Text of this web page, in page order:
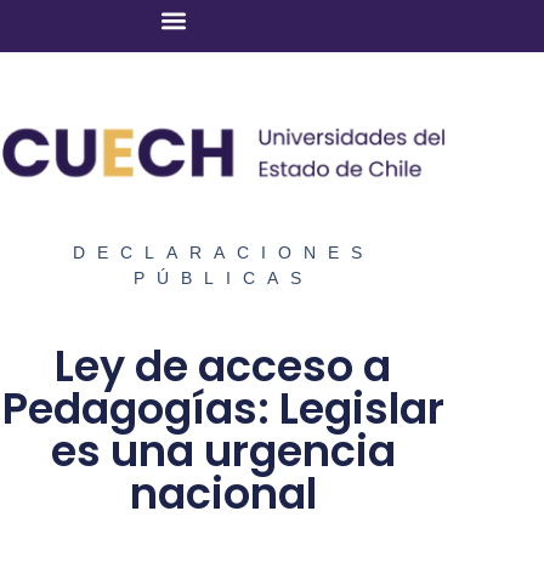
DECLARACIONES
PÚBLICAS
Ley de acceso a
Pedagogías: Legislar
es una urgencia
nacional